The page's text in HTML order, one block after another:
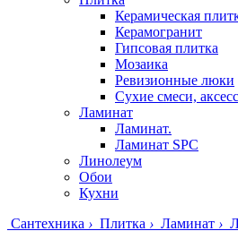
Керамическая
Керамогранит
Гипсовая плитка
Мозаика
Ревизионные люки
Сухие смеси,
Ламинат
Ламинат.
Ламинат SPC
Линолеум
Обои
Кухни
Сантехника › Плитка › Ламинат ›